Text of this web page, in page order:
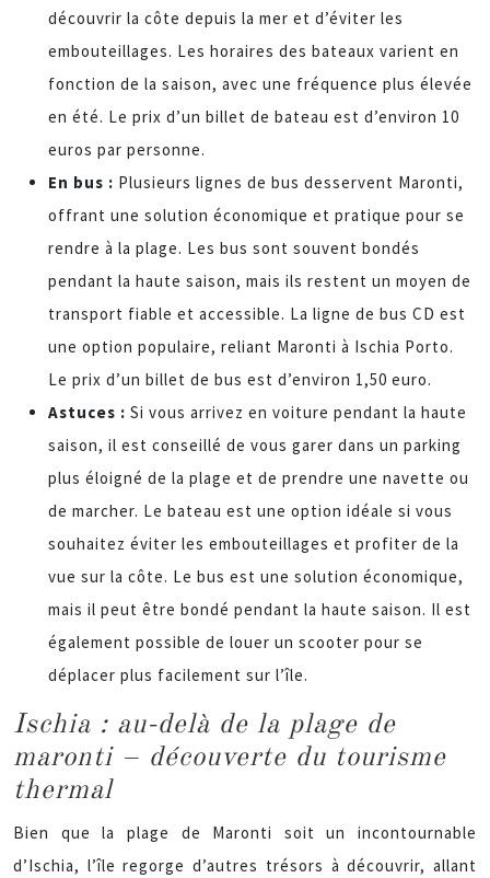
découvrir la côte depuis la mer et d’éviter les
embouteillages. Les horaires des bateaux varient en
fonction de la saison, avec une fréquence plus élevée
en été. Le prix d’un billet de bateau est d’environ 10
euros par personne.
En bus : Plusieurs lignes de bus desservent Maronti,
offrant une solution économique et pratique pour se
rendre à la plage. Les bus sont souvent bondés
pendant la haute saison, mais ils restent un moyen de
transport fiable et accessible. La ligne de bus CD est
une option populaire, reliant Maronti à Ischia Porto.
Le prix d’un billet de bus est d’environ 1,50 euro.
Astuces : Si vous arrivez en voiture pendant la haute
saison, il est conseillé de vous garer dans un parking
plus éloigné de la plage et de prendre une navette ou
de marcher. Le bateau est une option idéale si vous
souhaitez éviter les embouteillages et profiter de la
vue sur la côte. Le bus est une solution économique,
mais il peut être bondé pendant la haute saison. Il est
également possible de louer un scooter pour se
déplacer plus facilement sur l’île.
Ischia : au-delà de la plage de
maronti – découverte du tourisme
thermal
Bien que la plage de Maronti soit un incontournable
d’Ischia, l’île regorge d’autres trésors à découvrir, allant